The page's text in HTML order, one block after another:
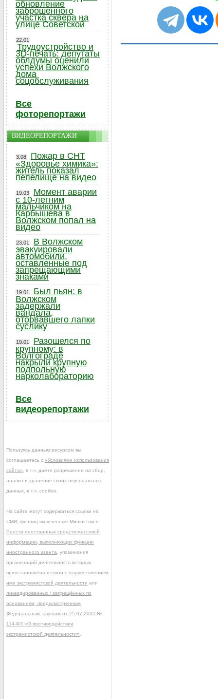
обновление
заброшенного
участка сквера на
улице Советской
22.01
Трудоустройство и
3D-печать: депутаты
облдумы оценили
успехи Волжского
дома
соцобслуживания
Все
фоторепортажи
ВИДЕОРЕПОРТАЖИ
3.08
Пожар в СНТ
«Здоровье химика»:
житель показал
пепелище на видео
19.03
Момент аварии
с 10-летним
мальчиком на
Карбышева в
Волжском попал на
видео
23.01
В Волжском
эвакуировали
автомобили,
оставленные под
запрещающими
знаками
19.01
Был пьян: в
Волжском
задержали
вандала,
оторвавшего лапки
суслику
19.01
Разошелся по
крупному: в
Волгограде
накрыли крупную
подпольную
нарколабораторию
Все
видеорепортажи
Пользуясь данным ресурсом вы
соглашаетесь с «Условиями использования
сайта» , в т.ч. даёте разрешение на сбор,
анализ и хранение своих персональных
данных, в т.ч. cookies.
На сайте могут содержаться ссылки на
СМИ, физлиц включённые Минюстом в
Реестр иностранных средств массовой
информации, выполняющих функции
иностранного агента , упоминания
организаций деятельность которых
приостановлена в связи с осуществлением
ими экстремистской деятельности или
ликвидированных / запрещённых по
основаниям, предусмотренным
Федеральным законом от 25.07.2002 №
114-ФЗ «О противодействии
экстремистской деятельности»